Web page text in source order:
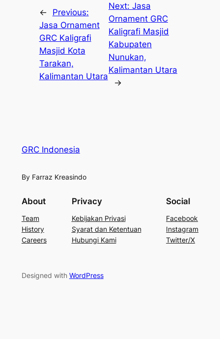
←
Previous:
Jasa Ornament
GRC Kaligrafi
Masjid Kota
Tarakan,
Kalimantan Utara
Next: Jasa
Ornament GRC
Kaligrafi Masjid
Kabupaten
Nunukan,
Kalimantan Utara
→
GRC Indonesia
By Farraz Kreasindo
About
Team
History
Careers
Privacy
Kebijakan Privasi
Syarat dan Ketentuan
Hubungi Kami
Social
Facebook
Instagram
Twitter/X
Designed with WordPress